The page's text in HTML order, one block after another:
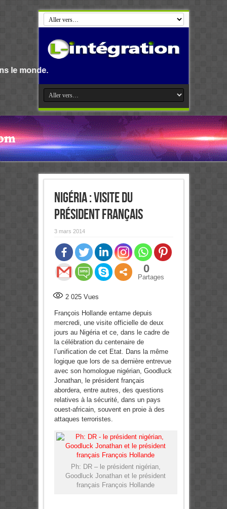
Nigéria : Visite du
président français
3 mars 2014
0
Partages
2 025Vues
François Hollande entame depuis
mercredi, une visite officielle de deux
jours au Nigéria et ce, dans le cadre de
la célébration du centenaire de
l’unification de cet Etat. Dans la même
logique que lors de sa dernière entrevue
avec son homologue nigérian, Goodluck
Jonathan, le président français
abordera, entre autres, des questions
relatives à la sécurité, dans un pays
ouest-africain, souvent en proie à des
attaques terroristes.
Ph: DR – le président nigérian,
Goodluck Jonathan et le président
français François Hollande